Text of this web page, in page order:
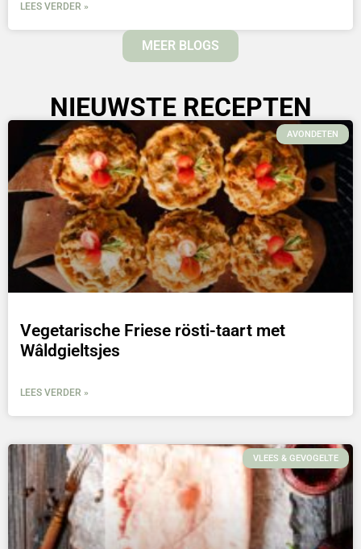
LEES VERDER »
MEER BLOGS
NIEUWSTE RECEPTEN
AVONDETEN
Vegetarische Friese rösti-taart met
Wâldgieltsjes
LEES VERDER »
VLEES & GEVOGELTE